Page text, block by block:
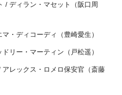
/ ディラン・マセット（阪口周
・ディコーディ（豊崎愛生）
リー・マーティン（戸松遥）
レックス・ロメロ保安官（斎藤